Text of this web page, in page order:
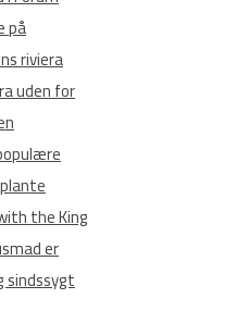
på
riviera
uden for
the King
er
sindssygt